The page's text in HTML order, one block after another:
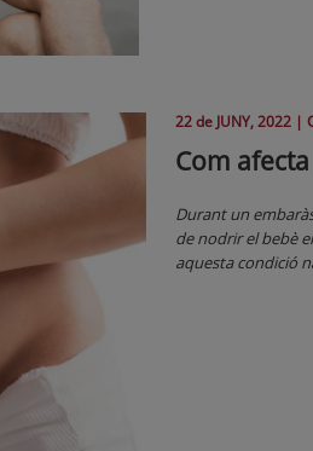
22 deJUNY, 2022 |
Com
Durant un
de nodrir el bebè
aquesta condició